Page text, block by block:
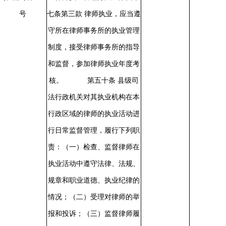
号 七条第三款 律师执业，应当遵
守所在律师事务所的执业管理
制度，接受律师事务所的指导
和监督，参加律师执业年度考
核。 第五十条 县级司
法行政机关对其执业机构在本
行政区域的律师的执业活动进
行日常监督管理，履行下列职
责：（一）检查、监督律师在
执业活动中遵守法律、法规、
规章和职业道德、执业纪律的
情况；（二）受理对律师的举
报和投诉；（三）监督律师履